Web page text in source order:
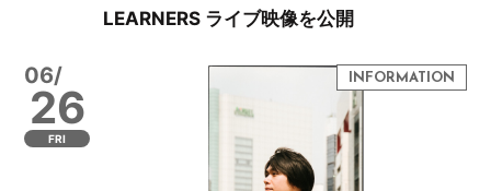
LEARNERS ライブ映像を公開
06/
26
FRI